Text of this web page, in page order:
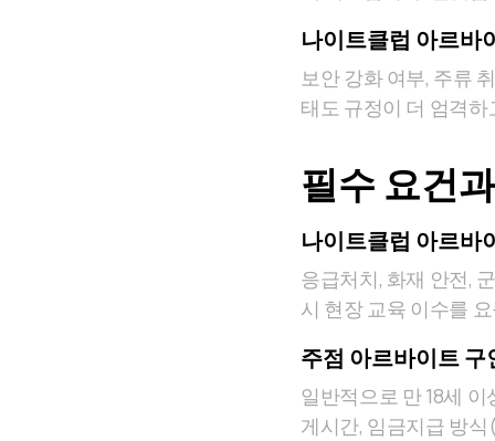
나이트클럽 아르바
보안 강화 여부, 주류
태도 규정이 더 엄격
필수 요건
나이트클럽 아르바
응급처치, 화재 안전,
시 현장 교육 이수를
주점 아르바이트
일반적으로 만 18세
게시간, 임금지급 방